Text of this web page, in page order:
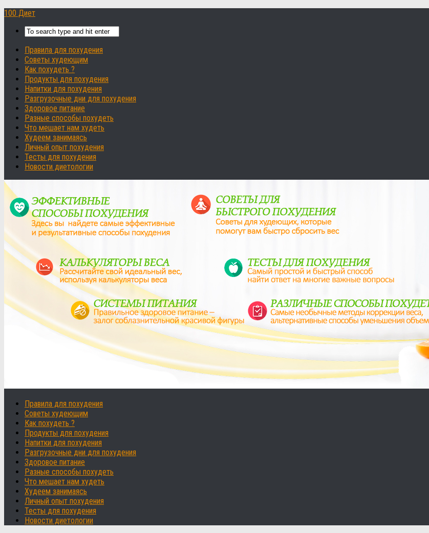
100 Диет
Правила для похудения
Советы худеющим
Как похудеть ?
Продукты для похудения
Напитки для похудения
Разгрузочные дни для похудения
Здоровое питание
Разные способы похудеть
Что мешает нам худеть
Худеем занимаясь
Личный опыт похудения
Тесты для похудения
Новости диетологии
Правила для похудения
Советы худеющим
Как похудеть ?
Продукты для похудения
Напитки для похудения
Разгрузочные дни для похудения
Здоровое питание
Разные способы похудеть
Что мешает нам худеть
Худеем занимаясь
Личный опыт похудения
Тесты для похудения
Новости диетологии